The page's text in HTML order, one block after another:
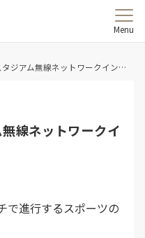
Menu
アム無線ネットワークインフラ構築
線ネットワークイ
で進行するスポーツの